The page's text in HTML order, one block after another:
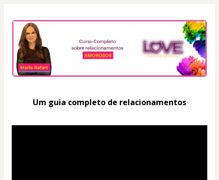
Um guia completo de relacionamentos